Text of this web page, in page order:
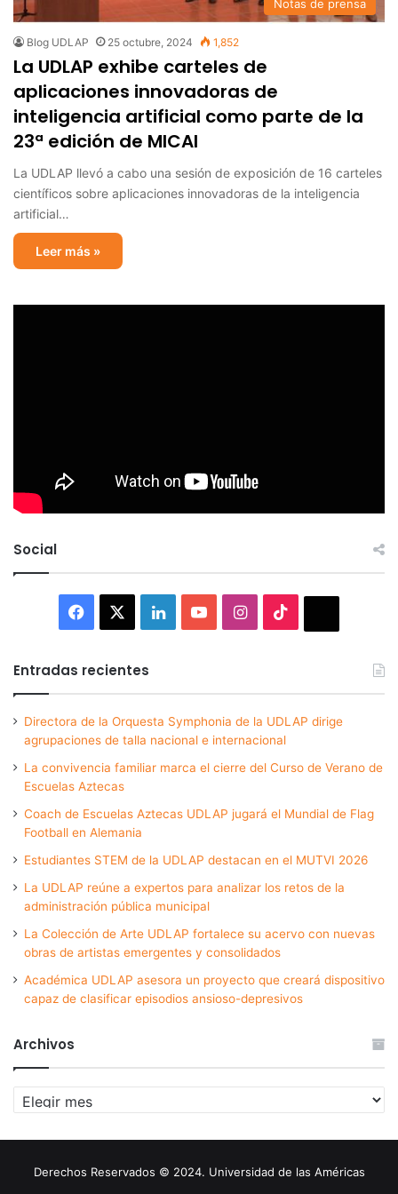
Notas de prensa
Blog UDLAP 25 octubre, 2024 1,852
La UDLAP exhibe carteles de
aplicaciones innovadoras de
inteligencia artificial como parte de la
23ª edición de MICAI
La UDLAP llevó a cabo una sesión de exposición de 16 carteles
científicos sobre aplicaciones innovadoras de la inteligencia
artificial…
Leer más »
Social
Facebook LinkedInYouTubeInstagram
Entradas recientes
Directora de la Orquesta Symphonia de la UDLAP dirige
agrupaciones de talla nacional e internacional
La convivencia familiar marca el cierre del Curso de Verano de
Escuelas Aztecas
Coach de Escuelas Aztecas UDLAP jugará el Mundial de Flag
Football en Alemania
Estudiantes STEM de la UDLAP destacan en el MUTVI 2026
La UDLAP reúne a expertos para analizar los retos de la
administración pública municipal
La Colección de Arte UDLAP fortalece su acervo con nuevas
obras de artistas emergentes y consolidados
Académica UDLAP asesora un proyecto que creará dispositivo
capaz de clasificar episodios ansioso-depresivos
Archivos
Archivos
Derechos Reservados © 2024. Universidad de las Américas